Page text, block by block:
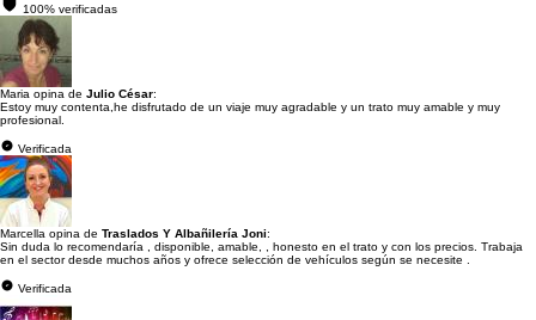
100% verificadas
Maria opina de Julio César:
Estoy muy contenta,he disfrutado de un viaje muy agradable y un trato muy amable y muy
profesional.
Verificada
Marcella opina de Traslados Y Albañilería Joni:
Sin duda lo recomendaría , disponible, amable, , honesto en el trato y con los precios. Trabaja
en el sector desde muchos años y ofrece selección de vehículos según se necesite .
Verificada